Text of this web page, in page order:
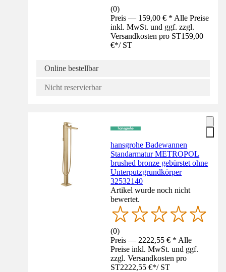
(0)
Preis — 159,00 € * Alle Preise
inkl. MwSt. und ggf. zzgl.
Versandkosten pro ST159,00
€*/ ST
Online bestellbar
Nicht reservierbar
hansgrohe Badewannen
Standarmatur METROPOL
brushed bronze gebürstet ohne
Unterputzgrundkörper
32532140
Artikel wurde noch nicht
bewertet.
(0)
Preis — 2222,55 € * Alle
Preise inkl. MwSt. und ggf.
zzgl. Versandkosten pro
ST2222,55 €*/ ST